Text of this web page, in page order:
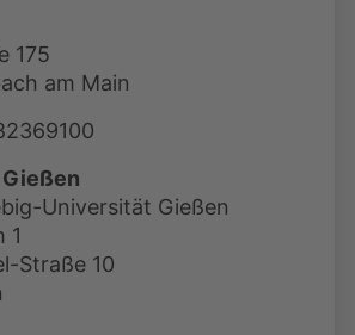
175
am Main
Universität Gießen
1
Straße 10